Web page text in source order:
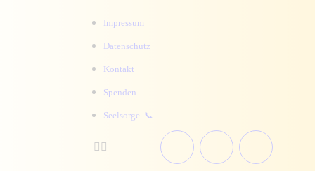
Impressum
Datenschutz
Kontakt
Spenden
Seelsorge 📞
AKTUELLES
KALENDER
PFARREI
ANGEBOTE